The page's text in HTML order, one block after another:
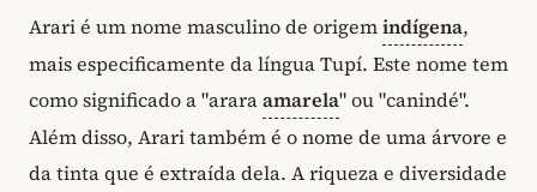
Arari é um nome masculino de origemindígena,
mais especificamente da língua Tupí. Este nome tem
como significado a "araraamarela" ou "canindé".
Além disso, Arari também é o nome de uma árvore e
da tinta que é extraída dela. A riqueza e diversidade